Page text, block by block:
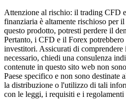
Attenzione al rischio: il trading CFD
finanziaria è altamente rischioso per
questo prodotto, potresti perdere il
Pertanto, i CFD e il Forex potrebbero
investitori. Assicurati di comprendere
necessario, chiedi una consulenza
contenute in questo sito web non
Paese specifico e non sono destinate
la distribuzione o l'utilizzo di tali
con le leggi, i requisiti e i regolamenti